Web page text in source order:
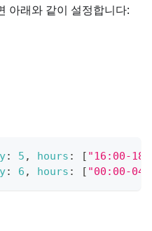
아래와 같이 설정합니다:
: 5 , hours : [ "16:00-
: 6 , hours : [ "00:00-